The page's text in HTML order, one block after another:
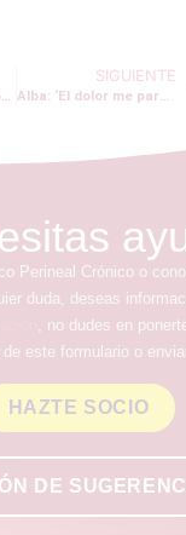
Mercè, un fanzine como terapia
SIGUIENTE
Alba: ‘El dolor me paralizó la vida’
Perineal Crónico o
duda, deseas
, no dudes en
este formulario o
HAZTE SOCIO
DE